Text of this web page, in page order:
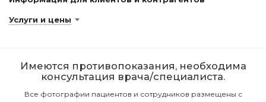
Услуги и цены
Имеются противопоказания, необходима
консультация врача/специалиста.
Все фотографии пациентов и сотрудников размещены с